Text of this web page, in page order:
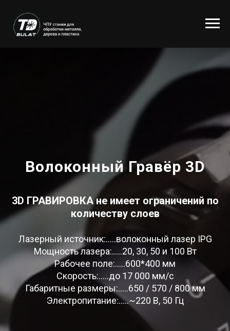
Волоконный Гравёр 3D
3D ГРАВИРОВКАне имеет ограничений по
количеству слоев
Лазерный источник:.....волоконный лазер IPG
Мощность лазера:.....20, 30, 50 и 100 Вт
Рабочее поле:.....600*400 мм
Скорость:.....до 17 000 мм/c
Габаритные размеры:.....650 / 570 / 800 мм
Электропитание:.....~220 В, 50 Гц